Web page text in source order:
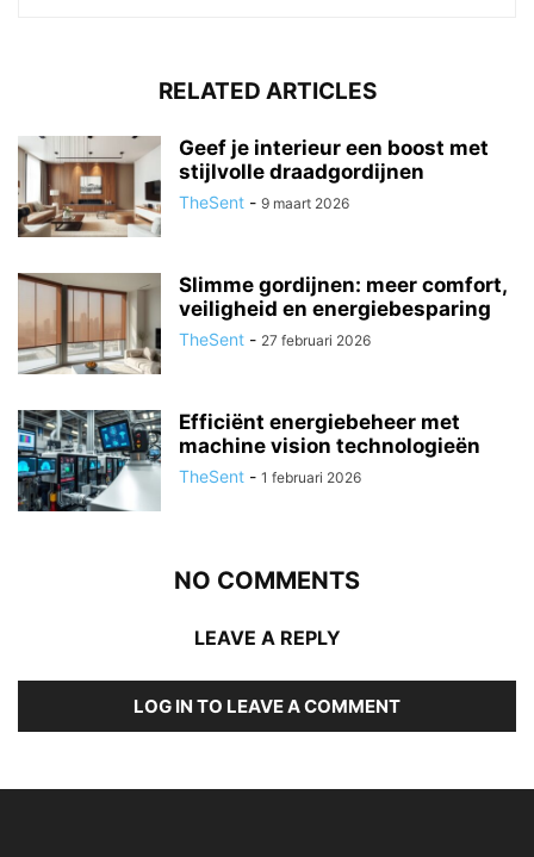
RELATED ARTICLES
Geef je interieur een boost met
stijlvolle draadgordijnen
TheSent - 9 maart 2026
Slimme gordijnen: meer comfort,
veiligheid en energiebesparing
TheSent - 27 februari 2026
Efficiënt energiebeheer met
machine vision technologieën
TheSent - 1 februari 2026
NO COMMENTS
LEAVE A REPLY
LOG IN TO LEAVE A COMMENT